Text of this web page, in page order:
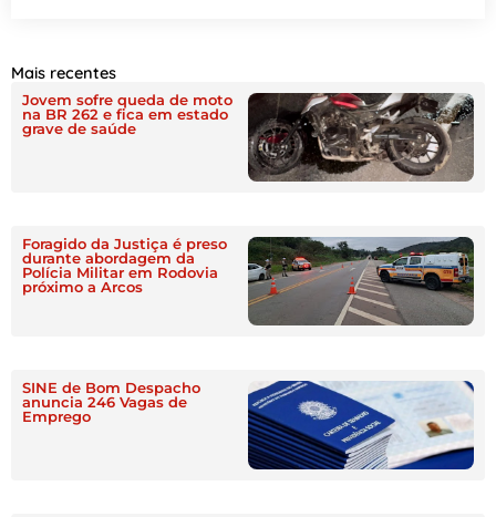
Mais recentes
Jovem sofre queda de moto
na BR 262 e fica em estado
grave de saúde
Foragido da Justiça é preso
durante abordagem da
Polícia Militar em Rodovia
próximo a Arcos
SINE de Bom Despacho
anuncia 246 Vagas de
Emprego